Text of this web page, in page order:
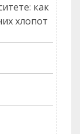
как
хлопот